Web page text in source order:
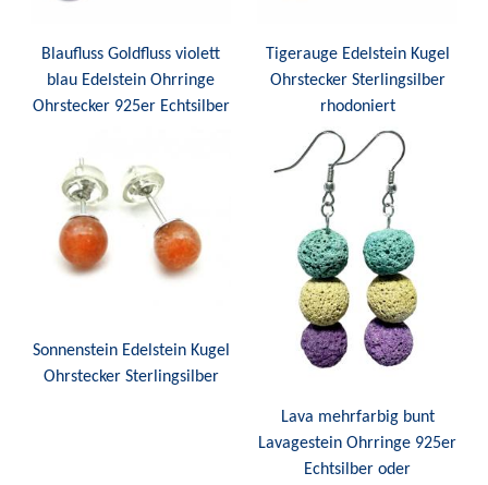
Blaufluss Goldfluss violett
blau Edelstein Ohrringe
Ohrstecker 925er Echtsilber
Tigerauge Edelstein Kugel
Ohrstecker Sterlingsilber
rhodoniert
Sonnenstein Edelstein Kugel
Ohrstecker Sterlingsilber
Lava mehrfarbig bunt
Lavagestein Ohrringe 925er
Echtsilber oder